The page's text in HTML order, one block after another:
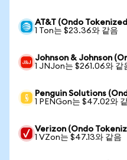
AT&T (Ondo
1 Ton는 $23.36와 같음
Johnson & Johnson
1 JNJon는 $261.06와 같
Penguin Solutions
1 PENGon는 $47.02와
Verizon (Ondo
1 VZon는 $47.13와 같음